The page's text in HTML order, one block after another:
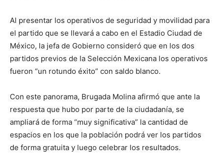
Al presentar los operativos de seguridad y movilidad para
el partido que se llevará a cabo en el Estadio Ciudad de
México, la jefa de Gobierno consideró que en los dos
partidos previos de la Selección Mexicana los operativos
fueron “un rotundo éxito” con saldo blanco.
Con este panorama, Brugada Molina afirmó que ante la
respuesta que hubo por parte de la ciudadanía, se
ampliará de forma “muy significativa” la cantidad de
espacios en los que la población podrá ver los partidos
de forma gratuita y luego celebrar los resultados.